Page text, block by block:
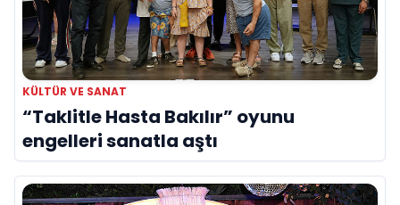
KÜLTÜR VE SANAT
“Taklitle Hasta Bakılır” oyunu
engelleri sanatla aştı